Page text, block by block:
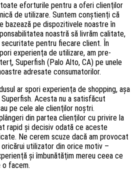
toate eforturile pentru a oferi clienţilor
de utilizare. Suntem conştienţi că
bazează pe dispozitivele noastre în
noastră să livrăm calitate,
pentru fiecare client. În
experienţa de utilizare, am pre-
Superfish (Palo Alto, CA) pe unele
adresate consumatorilor.
ar spori experienţa de shopping, aşa
Acesta nu a satisfăcut
pe cele ale clienţilor noştri.
din partea clienţilor cu privire la
rapid şi decisiv odată ce aceste
Ne cerem scuze dacă am provocat
utilizator din orice motiv –
şi îmbunătăţim mereu ceea ce
o facem.